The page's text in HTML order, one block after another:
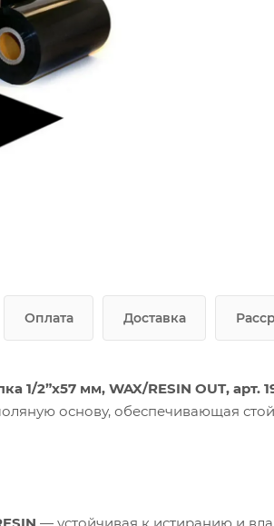
Оплата Доставка
1/2”x57 мм, WAX/RESIN OUT, арт.
основу, обеспечивающая